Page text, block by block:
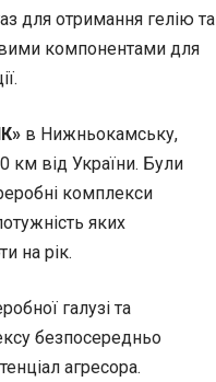
для отримання гелію та
компонентами для
в Нижньокамську,
км від України. Були
комплекси
яких
на рік.
галузі та
безпосередньо
агресора.